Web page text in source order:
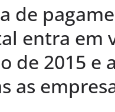
de
entra em
de 2015 e
as